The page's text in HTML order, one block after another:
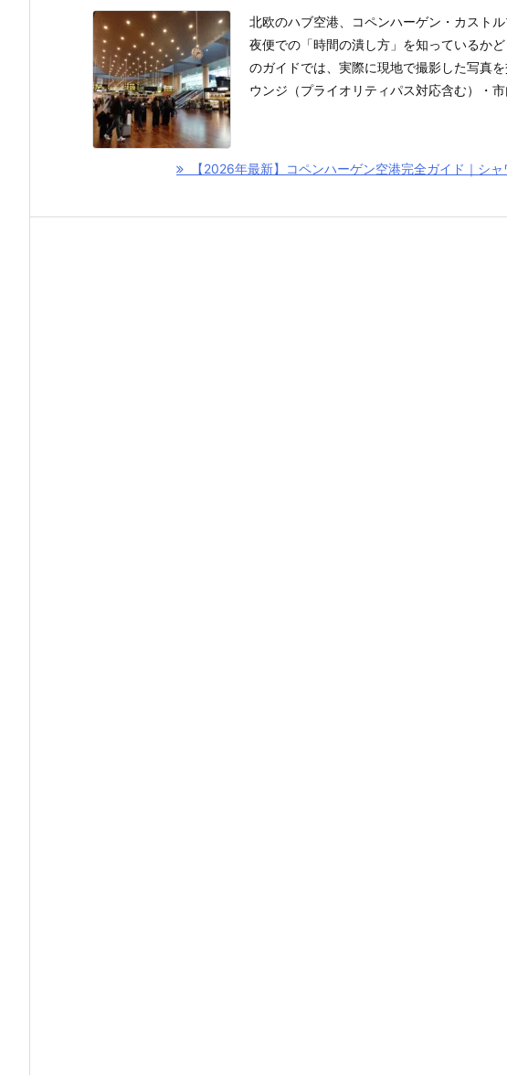
北欧のハブ空港、コペンハーゲン・カスト
夜便での「時間の潰し方」を知っているか
のガイドでは、実際に現地で撮影した写真
ウンジ（プライオリティパス対応含む）・
【2026年最新】コペンハーゲン空港完全ガイド｜シ